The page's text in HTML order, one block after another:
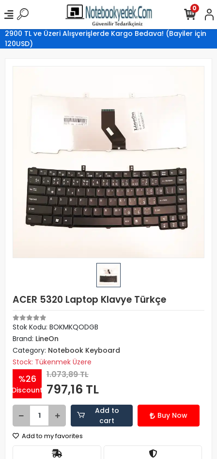
2900 TL ve Üzeri Alışverişlerde Kargo Bedava! (Bayiler için
120USD)
0
ACER 5320 Laptop Klavye Türkçe
Stok Kodu: BOKMKQODGB
Brand: LineOn
Category: Notebook Keyboard
Stock: Tükenmek Üzere
%26
Discount
1.073,89 TL
797,16 TL
Add to
cart
Buy Now
Add to my favorites